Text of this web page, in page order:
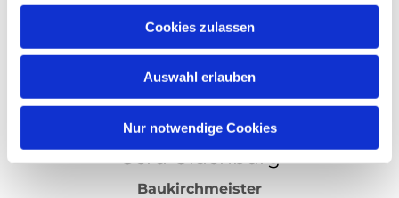
Cookies zulassen
Auswahl erlauben
Nur notwendige Cookies
Gerd Oldenburg
Baukirchmeister